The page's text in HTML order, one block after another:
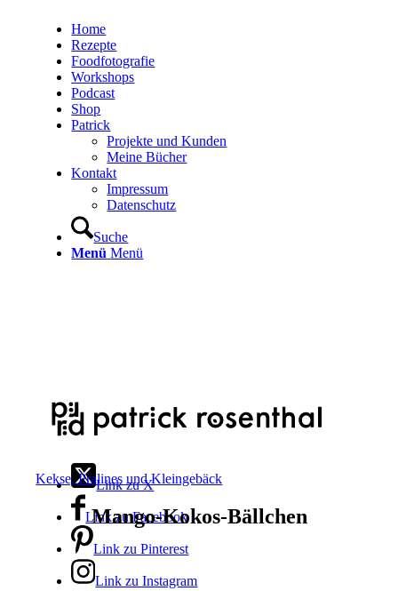
Home
Rezepte
Foodfotografie
Workshops
Podcast
Shop
Patrick
Projekte und Kunden
Meine Bücher
Kontakt
Impressum
Datenschutz
Suche
Menü Menü
Link zu X
Link zu Facebook
Link zu Pinterest
Link zu Instagram
Kekse, Pralines und Kleingebäck
Mango-Kokos-Bällchen